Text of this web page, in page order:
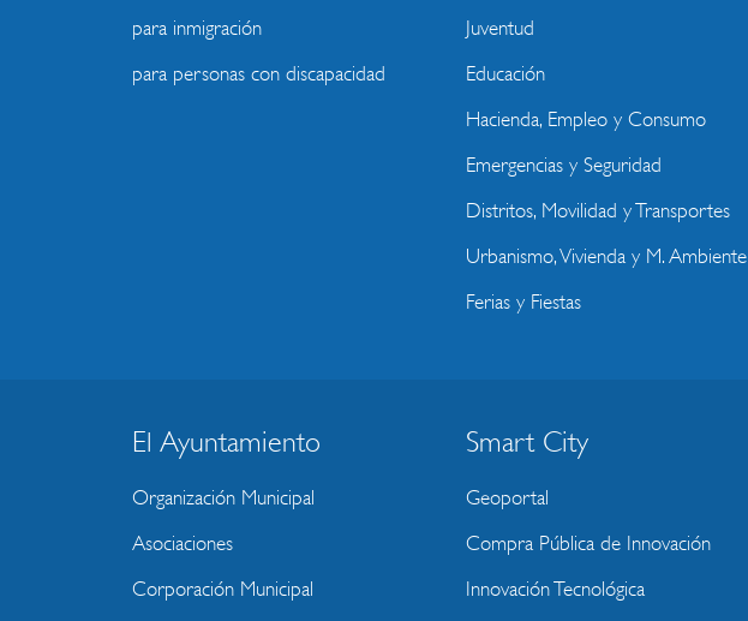
para inmigración
para personas con discapacidad
Juventud
Educación
Hacienda, Empleo y Consumo
Emergencias y Seguridad
Distritos, Movilidad y Transportes
Urbanismo, Vivienda y M. Ambiente
Ferias y Fiestas
BLOQUE
MENU
WEBSITE
El Ayuntamiento
Organización Municipal
Asociaciones
Corporación Municipal
Smart City
Geoportal
Compra Pública de Innovación
Innovación Tecnológica